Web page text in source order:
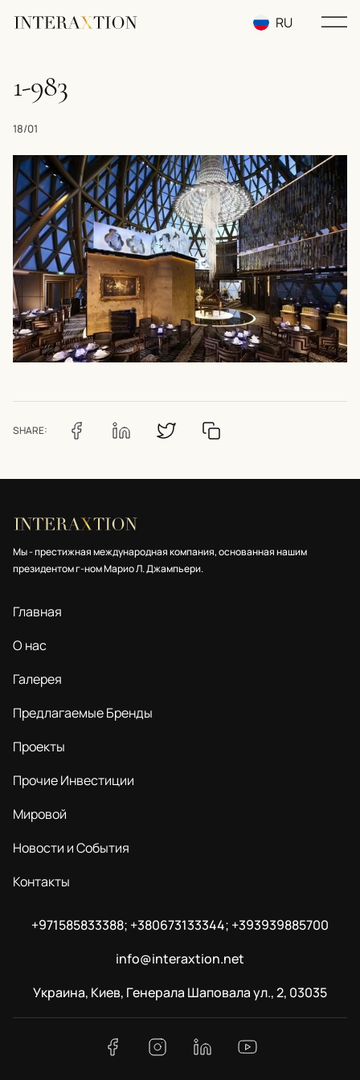
RU
1-983
18/01
SHARE:
Мы - престижная международная компания, основанная нашим
президентом г-ном Марио Л. Джампьери.
Главная
О нас
Галерея
Предлагаемые Бренды
Проекты
Прочие Инвестиции
Мировой
Новости и События
Контакты
+971585833388; +380673133344; +393939885700
info@interaxtion.net
Украина, Киев, Генерала Шаповала ул., 2, 03035